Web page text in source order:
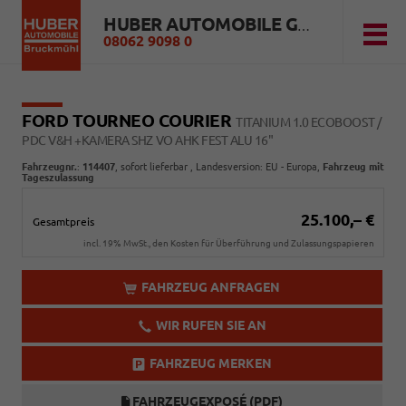
HUBER AUTOMOBILE GMBH
08062 9098 0
FORD TOURNEO COURIERTITANIUM 1.0 ECOBOOST /
PDC V&H +KAMERA SHZ VO AHK FEST ALU 16"
Fahrzeugnr.: 114407 sofort lieferbar , Landesversion: EU - Europa, Fahrzeug mit
Tageszulassung
Gesamtpreis 25.100,– €
incl. 19% MwSt., den Kosten für Überführung und Zulassungspapieren
FAHRZEUG ANFRAGEN
WIR RUFEN SIE AN
FAHRZEUG MERKEN
FAHRZEUGEXPOSÉ (PDF)